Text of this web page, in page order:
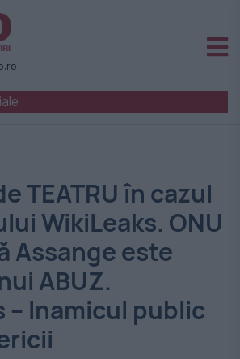
TEATRU în cazul
WikiLeaks. ONU
Assange este
ABUZ.
– Inamicul public